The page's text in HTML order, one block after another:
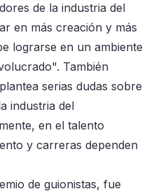
de la industria del
en más creación y más
lograrse en un ambiente
También
serias dudas sobre
industria del
en el talento
y carreras dependen
de guionistas, fue